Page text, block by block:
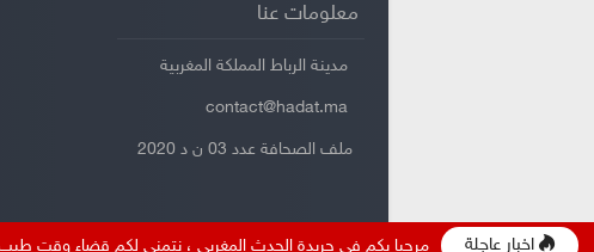
اخبار عاجلة مرحبا بكم في جريدة الحدث المغربي ، نتمنى لكم قضاء وقت
معلومات عنا
مدينة الرباط المملكة المغربية
ملف الصحافة عدد 03 ن د 2020